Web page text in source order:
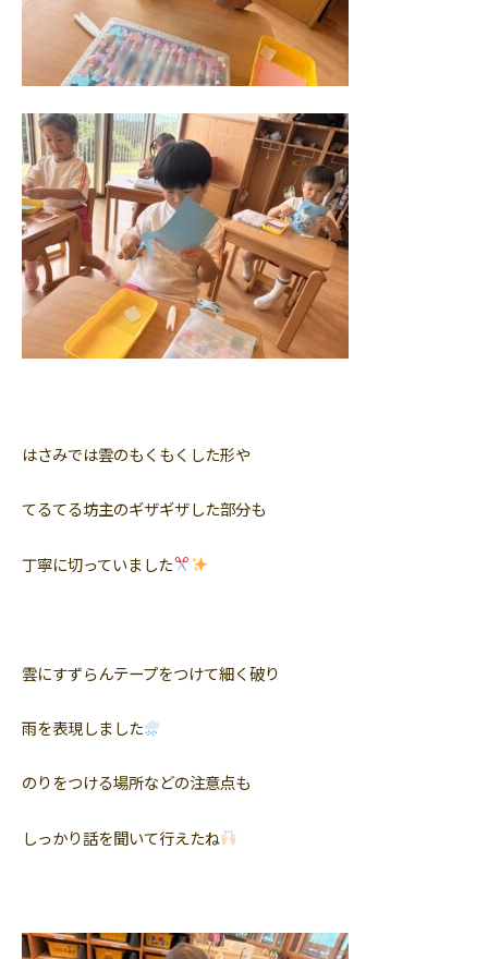
はさみでは雲のもくもくした形や
てるてる坊主のギザギザした部分も
丁寧に切っていました
雲にすずらんテープをつけて細く破り
雨を表現しました
のりをつける場所などの注意点も
しっかり話を聞いて行えたね